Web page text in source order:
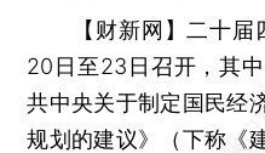
【财新网】 二十届
20日至23日召开，其
共中央关于制定国民经
规划的建议》（下称《